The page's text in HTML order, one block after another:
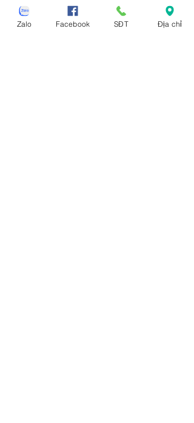
Nội thất Linco giao hàng cho các huyện,
thị xã tx, tp thành phố tỉnh thành từ Đà
Nẵng trở ra bắc: Thừa Thiên Huế, Đồng
Zalo Facebook SĐT Địa chỉ